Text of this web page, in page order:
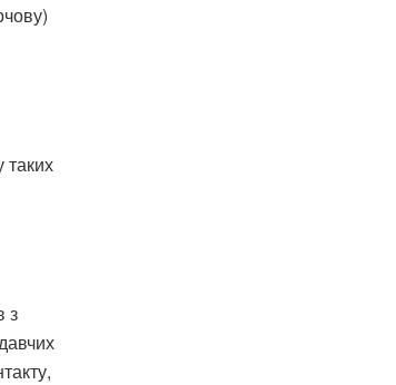
таких
з